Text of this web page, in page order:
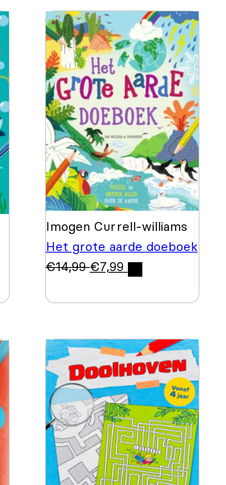
Imogen Currell-williams
Het grote aarde doeboek
€14,99 €7,99